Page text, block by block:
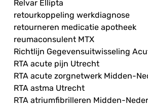
Relvar Ellipta
retourkoppeling werkdiagnose
retourneren medicatie apotheek
reumaconsulent MTX
Richtlijn Gegevensuitwisseling
RTA acute pijn Utrecht
RTA acute zorgnetwerk Midden-
RTA astma Utrecht
RTA atriumfibrilleren Midden-